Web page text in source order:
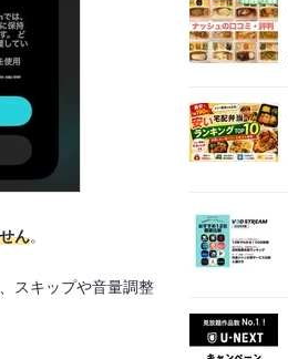
ん。
スキップや音量調整